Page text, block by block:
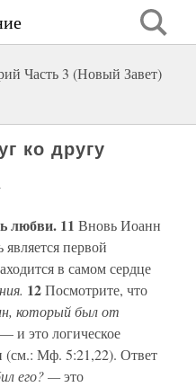
Часть 3 (Новый Завет)
ко другу
любви. 11 Вновь Иоанн
первой
в самом сердце
12Посмотрите, что
который был от
— и это логическое
(см.: Мф. 5:21,22). Ответ
его? —это